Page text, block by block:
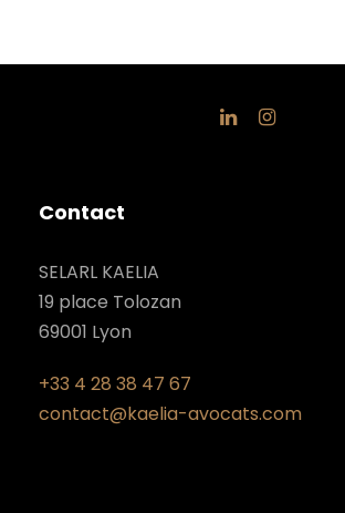
Contact
SELARL KAELIA
19 place Tolozan
69001 Lyon
+33 4 28 38 47 67
contact@kaelia-avocats.com